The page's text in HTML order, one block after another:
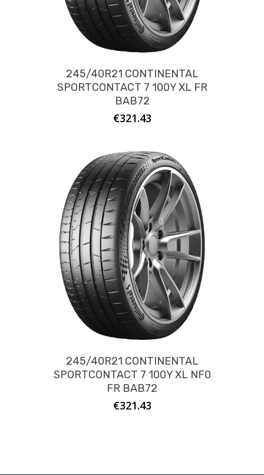
245/40R21 CONTINENTAL
SPORTCONTACT 7 100Y XL FR
BAB72
€321.43
245/40R21 CONTINENTAL
SPORTCONTACT 7 100Y XL NF0
FR BAB72
€321.43